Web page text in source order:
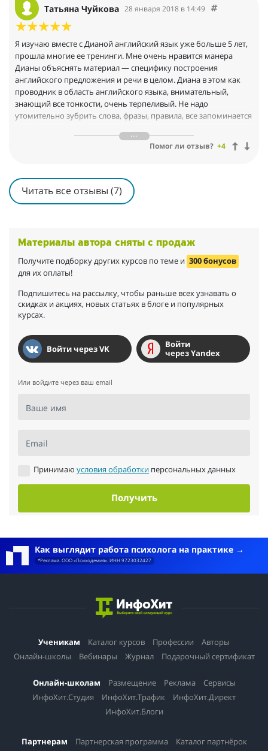
Татьяна Чуйкова 28 января 2018 в 14:49
Я изучаю вместе с Дианой английский язык уже больше 5 лет,
прошла многие ее тренинги. Мне очень нравится манера
Дианы объяснять материал — специфику построения
английского предложения и речи в целом. Диана в этом как
проводник в область английского языка, внимательный,
знающий все тонкости, очень терпеливый. Не надо
утомительно зубрить слова, фразы, правила, все запоминается
одни и те же правила, устойчивые выражения, какие-то очень
специфические и отличающиеся от русского нюансы. И
увлекательного, познавательного. Мне нравятся разные
форматы обучения, предлагаемые Дианой, а сейчас в
особенности совместное чтение (закрытый клуб "Читаем
Благодаря Диане у меня сформировалась привычка каждый
день заниматься английским: это проработка тренингов,
работа в "Anki" или участие в прямом эфире. Материалов
отсюда результат — я могу хорошо понимать специфические
научные тексты, работать по переписке с зарубежными
коллегами, устно общаться. Большое спасибо Диане и ее
Помог ли отзыв? +4
Читать все отзывы (7)
Материалы автора сняты с продаж
Получите подборку других курсов по теме и 300 бонусов
для их оплаты!
Подпишитесь на рассылку, чтобы раньше всех узнавать о
скидках и акциях, новых статьях в блоге и популярных
курсах.
Войти через VK
Войти
через Yandex
Или войдите через ваш email
Ваше имя
Email
Принимаю условия обработки персональных данных
Получить
Как выглядит работа психолога на практике
*Реклама. ООО «Психодемия». ИНН 9723032427
Ученикам Каталог курсов Профессии
Авторы
Онлайн-школы
Вебинары Журнал Подарочный сертификат
Онлайн-школам Размещение Реклама
Сервисы
ИнфоХит.Студия
ИнфоХит.Трафик
ИнфоХит.Директ
ИнфоХит.Блоги
Партнерам Партнерская программа Каталог партнёрок